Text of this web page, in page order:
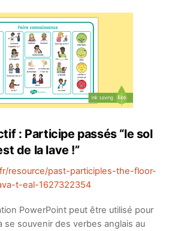
: Participe passés “le sol
de la lave !”
resource/past-participles-the-floor-
t-eal-1627322354
PowerPoint peut être utilisé pour
se souvenir des verbes anglais au